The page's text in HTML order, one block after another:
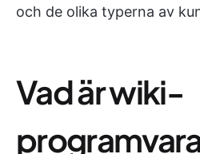
och de olika typerna av
Vad är wiki-